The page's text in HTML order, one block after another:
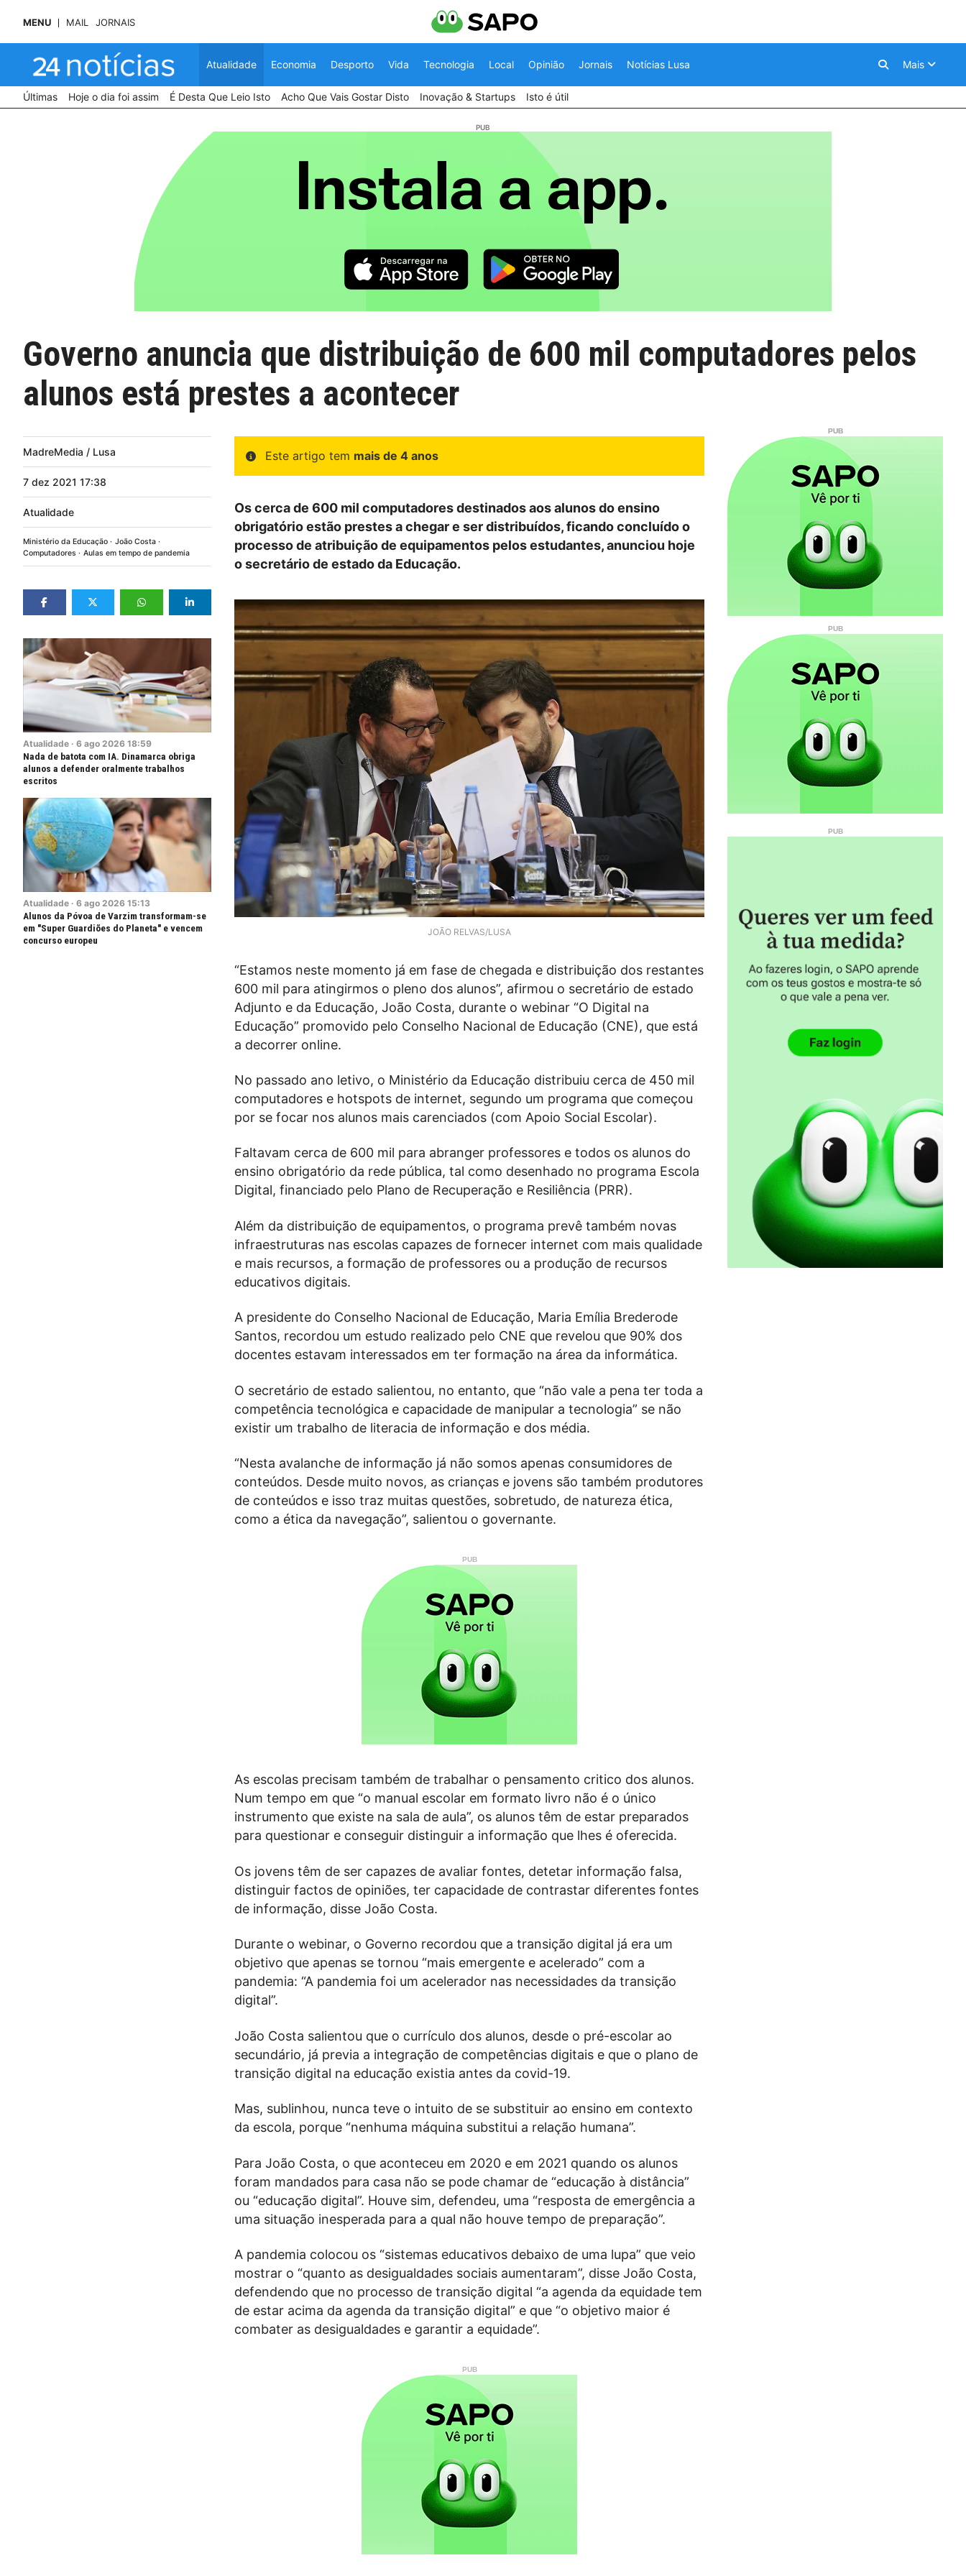
MENU MAIL JORNAIS
Atualidade Economia Desporto Vida Tecnologia Local Opinião Jornais Notícias Lusa Mais
Últimas Hoje o dia foi assim É Desta Que Leio Isto Acho Que Vais Gostar Disto Inovação & Startups Isto é útil
Governo anuncia que distribuição de 600 mil computadores pelos
alunos está prestes a acontecer
MadreMedia / Lusa
7 dez 2021 17:38
Atualidade
Ministério da Educação
João Costa
Computadores
Aulas em tempo de pandemia
Atualidade · 6 ago 2026 18:59
Nada de batota com IA. Dinamarca obriga
alunos a defender oralmente trabalhos
escritos
Atualidade · 6 ago 2026 15:13
Alunos da Póvoa de Varzim transformam-se
em "Super Guardiões do Planeta" e vencem
concurso europeu
Este artigo tem mais de 4 anos
Os cerca de 600 mil computadores destinados aos alunos do ensino
obrigatório estão prestes a chegar e ser distribuídos, ficando concluído o
processo de atribuição de equipamentos pelos estudantes, anunciou hoje
o secretário de estado da Educação.
JOÃO RELVAS/LUSA
“Estamos neste momento já em fase de chegada e distribuição dos restantes
600 mil para atingirmos o pleno dos alunos”, afirmou o secretário de estado
Adjunto e da Educação, João Costa, durante o webinar “O Digital na
Educação” promovido pelo Conselho Nacional de Educação (CNE), que está
a decorrer online.
No passado ano letivo, o Ministério da Educação distribuiu cerca de 450 mil
computadores e hotspots de internet, segundo um programa que começou
por se focar nos alunos mais carenciados (com Apoio Social Escolar).
Faltavam cerca de 600 mil para abranger professores e todos os alunos do
ensino obrigatório da rede pública, tal como desenhado no programa Escola
Digital, financiado pelo Plano de Recuperação e Resiliência (PRR).
Além da distribuição de equipamentos, o programa prevê também novas
infraestruturas nas escolas capazes de fornecer internet com mais qualidade
e mais recursos, a formação de professores ou a produção de recursos
educativos digitais.
A presidente do Conselho Nacional de Educação, Maria Emília Brederode
Santos, recordou um estudo realizado pelo CNE que revelou que 90% dos
docentes estavam interessados em ter formação na área da informática.
O secretário de estado salientou, no entanto, que “não vale a pena ter toda a
competência tecnológica e capacidade de manipular a tecnologia” se não
existir um trabalho de literacia de informação e dos média.
“Nesta avalanche de informação já não somos apenas consumidores de
conteúdos. Desde muito novos, as crianças e jovens são também produtores
de conteúdos e isso traz muitas questões, sobretudo, de natureza ética,
como a ética da navegação”, salientou o governante.
As escolas precisam também de trabalhar o pensamento critico dos alunos.
Num tempo em que “o manual escolar em formato livro não é o único
instrumento que existe na sala de aula”, os alunos têm de estar preparados
para questionar e conseguir distinguir a informação que lhes é oferecida.
Os jovens têm de ser capazes de avaliar fontes, detetar informação falsa,
distinguir factos de opiniões, ter capacidade de contrastar diferentes fontes
de informação, disse João Costa.
Durante o webinar, o Governo recordou que a transição digital já era um
objetivo que apenas se tornou “mais emergente e acelerado” com a
pandemia: “A pandemia foi um acelerador nas necessidades da transição
digital”.
João Costa salientou que o currículo dos alunos, desde o pré-escolar ao
secundário, já previa a integração de competências digitais e que o plano de
transição digital na educação existia antes da covid-19.
Mas, sublinhou, nunca teve o intuito de se substituir ao ensino em contexto
da escola, porque “nenhuma máquina substitui a relação humana”.
Para João Costa, o que aconteceu em 2020 e em 2021 quando os alunos
foram mandados para casa não se pode chamar de “educação à distância”
ou “educação digital”. Houve sim, defendeu, uma “resposta de emergência a
uma situação inesperada para a qual não houve tempo de preparação”.
A pandemia colocou os “sistemas educativos debaixo de uma lupa” que veio
mostrar o “quanto as desigualdades sociais aumentaram”, disse João Costa,
defendendo que no processo de transição digital “a agenda da equidade tem
de estar acima da agenda da transição digital” e que “o objetivo maior é
combater as desigualdades e garantir a equidade”.